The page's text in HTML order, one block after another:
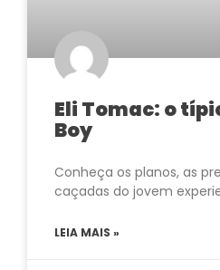
Eli Tomac: o
Boy
Conheça os planos, as
caçadas do jovem
LEIA MAIS »